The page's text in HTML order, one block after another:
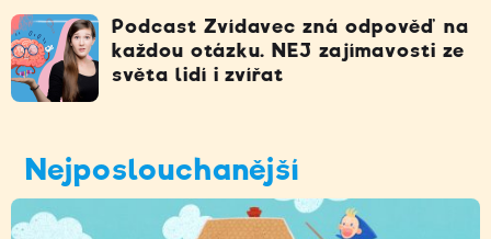
Podcast Zvídavec zná odpověď na
každou otázku. NEJ zajímavosti ze
světa lidí i zvířat
Nejposlouchanější